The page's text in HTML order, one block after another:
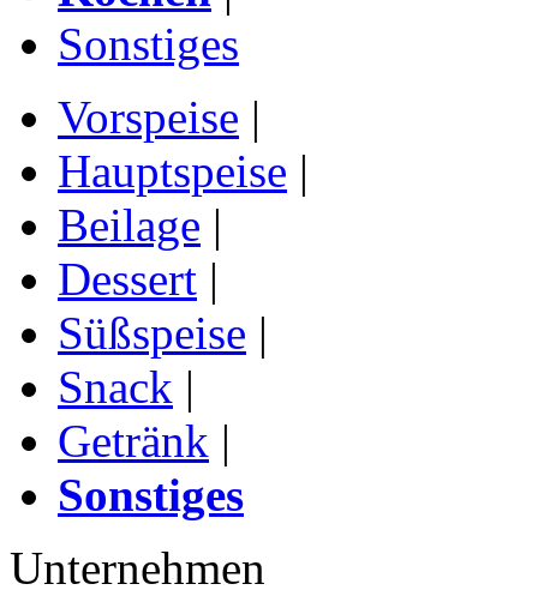
Sonstiges
Vorspeise |
Hauptspeise |
Beilage |
Dessert |
Süßspeise |
Snack |
Getränk |
Sonstiges
Unternehmen